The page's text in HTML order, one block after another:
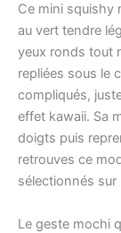
Ce mini squishy
au vert tendre
yeux ronds tout
repliées sous le
compliqués,
effet kawaii. Sa
doigts puis
retrouves ce
sélectionnés sur
Le geste mochi